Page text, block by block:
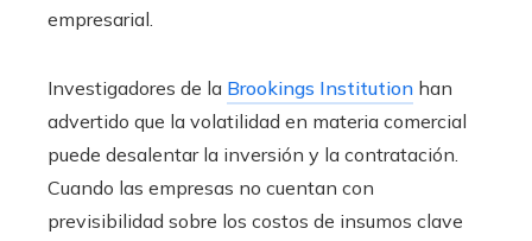
empresarial.
Investigadores de la Brookings Institution han
advertido que la volatilidad en materia comercial
puede desalentar la inversión y la contratación.
Cuando las empresas no cuentan con
previsibilidad sobre los costos de insumos clave